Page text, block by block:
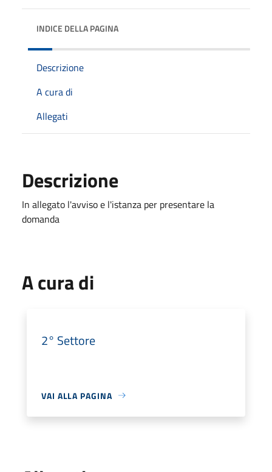
INDICE DELLA PAGINA
Descrizione
A cura di
Allegati
Descrizione
In allegato l'avviso e l'istanza per presentare la
domanda
A cura di
2° Settore
VAI ALLA PAGINA